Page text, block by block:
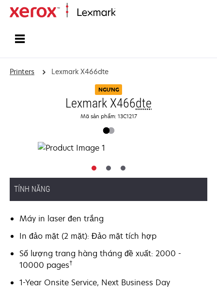
Printers Lexmark X466dte
NGƯNG
Lexmark X466dte
Mã sản phẩm: 13C1217
TÍNH NĂNG
Máy in laser đen trắng
In đảo mặt (2 mặt): Đảo mặt tích hợp
Số lượng trang hàng tháng đề xuất: 2000 -
10000 pages†
1-Year Onsite Service, Next Business Day